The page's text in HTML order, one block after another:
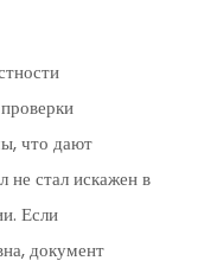
что дают
не стал искажен в
Если
документ